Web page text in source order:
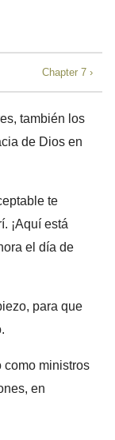
Chapter 7 ›
también los
de Dios en
te
¡Aquí está
el día de
para que
como ministros
en